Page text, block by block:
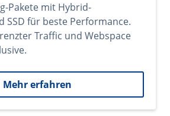
Pakete mit Hybrid-
SSD für beste Performance.
Traffic und Webspace
Mehr erfahren